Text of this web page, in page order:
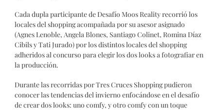
Cada dupla participante de Desafío Moos Reality recorrió los
locales del shopping acompañada por su asesor asignado
(Agnes Lenoble, Angela Blones, Santiago Colinet, Romina Díaz
Cibils y Tati Jurado) por los distintos locales del shopping
adheridos al concurso para elegir los dos looks a fotografiar en
la producción.
Durante las recorridas por Tres Cruces Shopping pudieron
conocer las tendencias del invierno enfocándose en el desafío
de crear dos looks: uno comfy, y otro comfy con un toque